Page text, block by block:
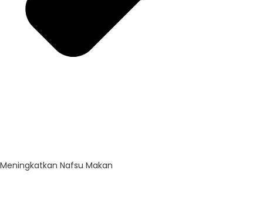
Meningkatkan Nafsu Makan